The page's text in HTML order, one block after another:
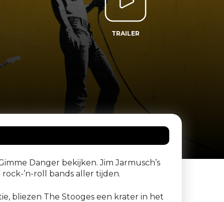
TRAILER
Danger bekijken. Jim Jarmusch’s
’n-roll bands aller tijden.
bliezen The Stooges een krater in het